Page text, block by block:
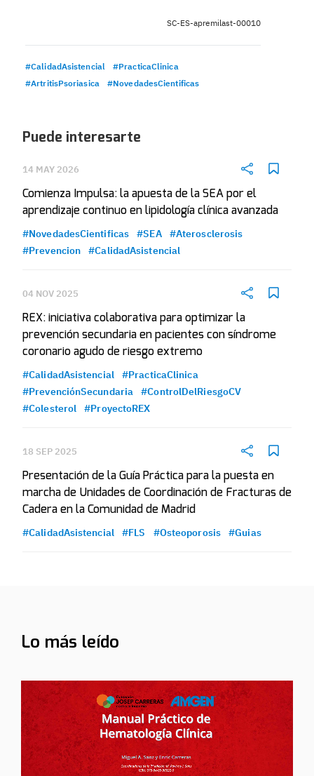
SC-ES-apremilast-00010
#CalidadAsistencial
#PracticaClinica
#ArtritisPsoriasica
#NovedadesCientificas
Puede interesarte
14 MAY 2026
Comienza Impulsa: la apuesta de la SEA por el
aprendizaje continuo en lipidología clínica avanzada
#NovedadesCientificas #SEA
#Aterosclerosis
#Prevencion
#CalidadAsistencial
04 NOV 2025
REX: iniciativa colaborativa para optimizar la
prevención secundaria en pacientes con síndrome
coronario agudo de riesgo extremo
#CalidadAsistencial
#PracticaClinica
#PrevenciónSecundaria
#ControlDelRiesgoCV
#Colesterol
#ProyectoREX
18 SEP 2025
Presentación de la Guía Práctica para la puesta en
marcha de Unidades de Coordinación de Fracturas de
Cadera en la Comunidad de Madrid
#CalidadAsistencial #FLS #Osteoporosis #Guias
Lo más leído